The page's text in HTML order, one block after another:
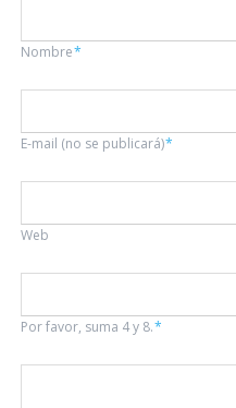
Campo
Nombre*
Campo
E-mail (no se publicará)*
Web
Por favor, suma 4 y 8.*